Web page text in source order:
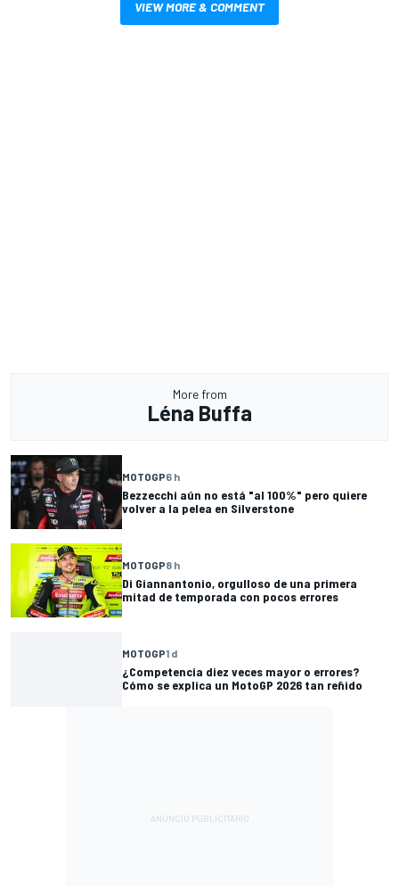
VIEW MORE & COMMENT
More from
Léna Buffa
MOTOGP6 h
Bezzecchi aún no está "al 100%" pero quiere
volver a la pelea en Silverstone
MOTOGP8 h
Di Giannantonio, orgulloso de una primera
mitad de temporada con pocos errores
MOTOGP1 d
¿Competencia diez veces mayor o errores?
Cómo se explica un MotoGP 2026 tan reñido